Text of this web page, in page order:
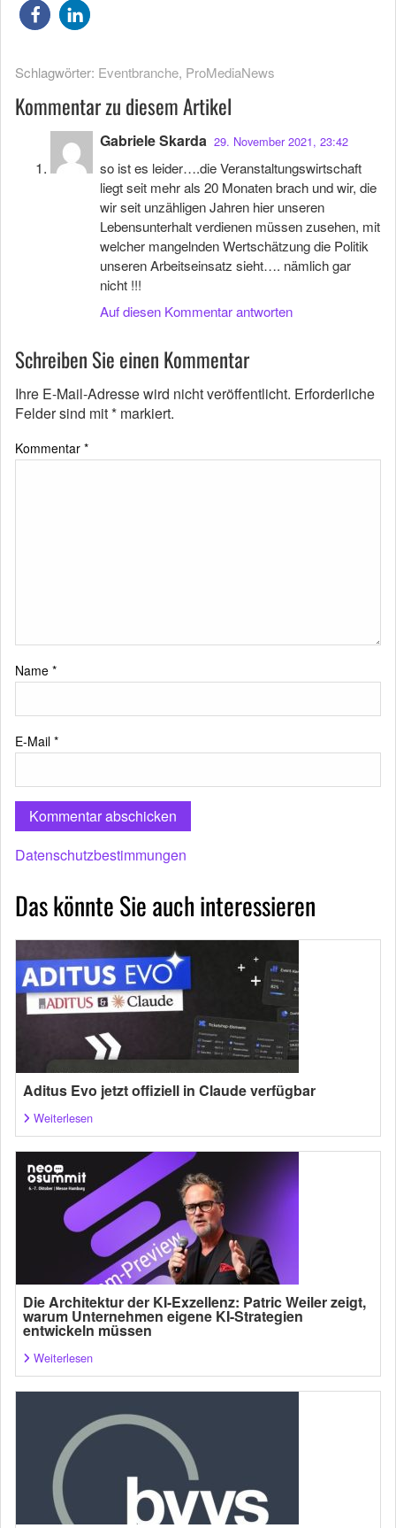
Schlagwörter: Eventbranche, ProMediaNews
Kommentar zu diesem Artikel
Gabriele Skarda 29. November 2021, 23:42
so ist es leider….die Veranstaltungswirtschaft
liegt seit mehr als 20 Monaten brach und wir, die
wir seit unzähligen Jahren hier unseren
Lebensunterhalt verdienen müssen zusehen, mit
welcher mangelnden Wertschätzung die Politik
unseren Arbeitseinsatz sieht…. nämlich gar
nicht !!!
Auf diesen Kommentar antworten
Schreiben Sie einen Kommentar
Ihre E-Mail-Adresse wird nicht veröffentlicht. Erforderliche
Felder sind mit* markiert.
Kommentar *
Name *
E-Mail *
Datenschutzbestimmungen
Das könnte Sie auch interessieren
Aditus Evo jetzt offiziell in Claude verfügbar
Weiterlesen
Die Architektur der KI-Exzellenz: Patric Weiler zeigt,
warum Unternehmen eigene KI-Strategien
entwickeln müssen
Weiterlesen